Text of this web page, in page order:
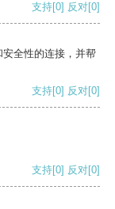
支持[0] 反对[0]
全性的连接，并帮
支持[0] 反对[0]
支持[0] 反对[0]